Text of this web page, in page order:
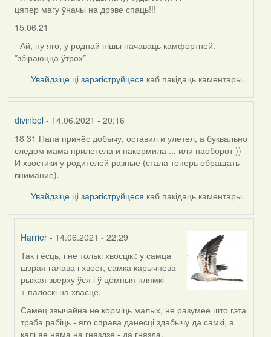
цяпер магу ўначы на дрэве спаць!!!
15.06.21
- Ай, ну яго, у роднай нішы начаваць камфортней.
*збіраюцца ўтрох*
Увайдзіце цізарэгіструйцеся каб пакідаць каментары.
divinbel - 14.06.2021 - 20:16
18 31 Папа принёс добычу, оставил и улетел, а буквально
следом мама прилетела и накормила ... или наоборот ))
И хвостики у родителей разные (стала теперь обращать
внимание).
Увайдзіце цізарэгіструйцеся каб пакідаць каментары.
Harrier - 14.06.2021 - 22:29
In
reply
to
by
divinbel
Так і ёсць, і не толькі хвосцікі: у самца
шэрая галава і хвост, самка карычнева-
рыжая зверху ўся і ў цёмныя плямкі
+ палоскі на хвасце.
Самец звычайна не корміць малых, не разумее што гэта
трэба рабіць - яго справа данесці здабычу да самкі, а
калі яе няма на гняздзе - да гнязда.